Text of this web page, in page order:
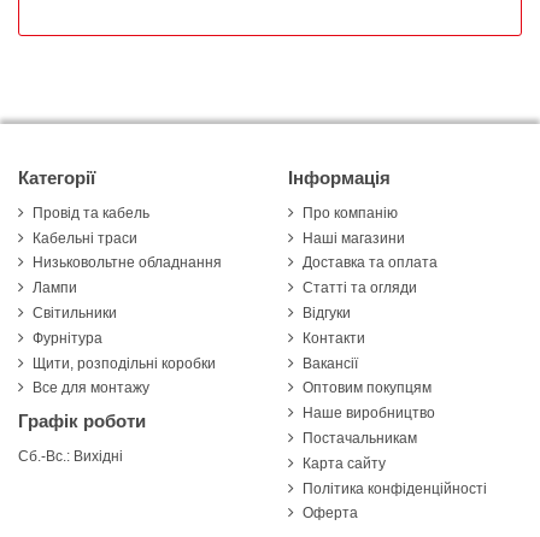
Категорії
Провід та кабель
Кабельні траси
Низьковольтне обладнання
Лампи
Світильники
Фурнітура
Щити, розподільні коробки
Все для монтажу
Графік роботи
Сб.-Вс.: Вихідні
Інформація
Про компанію
Наші магазини
Доставка та оплата
Статті та огляди
Відгуки
Контакти
Вакансії
Оптовим покупцям
Наше виробництво
Постачальникам
Карта сайту
Політика конфіденційності
Оферта